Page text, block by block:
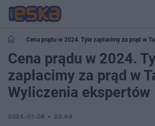
Cena prądu w 2024. Tyle zapłacimy za prąd w
ekspertów
Cena prądu w 2024.
zapłacimy za prąd w
Wyliczenia ekspertów
2024-01-08 22:49